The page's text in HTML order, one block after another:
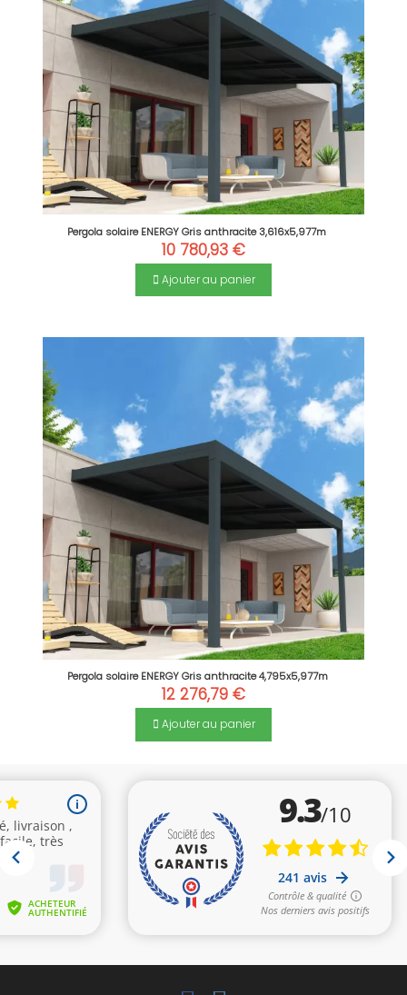
Pergola solaire ENERGY Gris anthracite 3,616x5,977m
10 780,93 €
Ajouter au panier
Pergola solaire ENERGY Gris anthracite 4,795x5,977m
12 276,79 €
Ajouter au panier